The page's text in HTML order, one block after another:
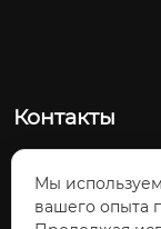
Контакты
зянхуа-Яоский
ция Хунань, Китай
Мы
вашего опыта